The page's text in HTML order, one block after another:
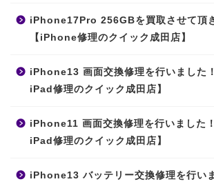
iPhone17Pro 256GBを買取させて頂
【iPhone修理のクイック成田店】
iPhone13 画面交換修理を行いました
iPad修理のクイック成田店】
iPhone11 画面交換修理を行いました
iPad修理のクイック成田店】
iPhone13 バッテリー交換修理を行い